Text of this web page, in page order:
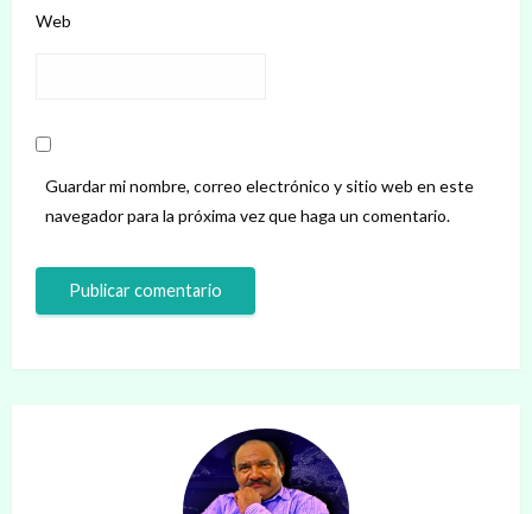
Web
Guardar mi nombre, correo electrónico y sitio web en este
navegador para la próxima vez que haga un comentario.